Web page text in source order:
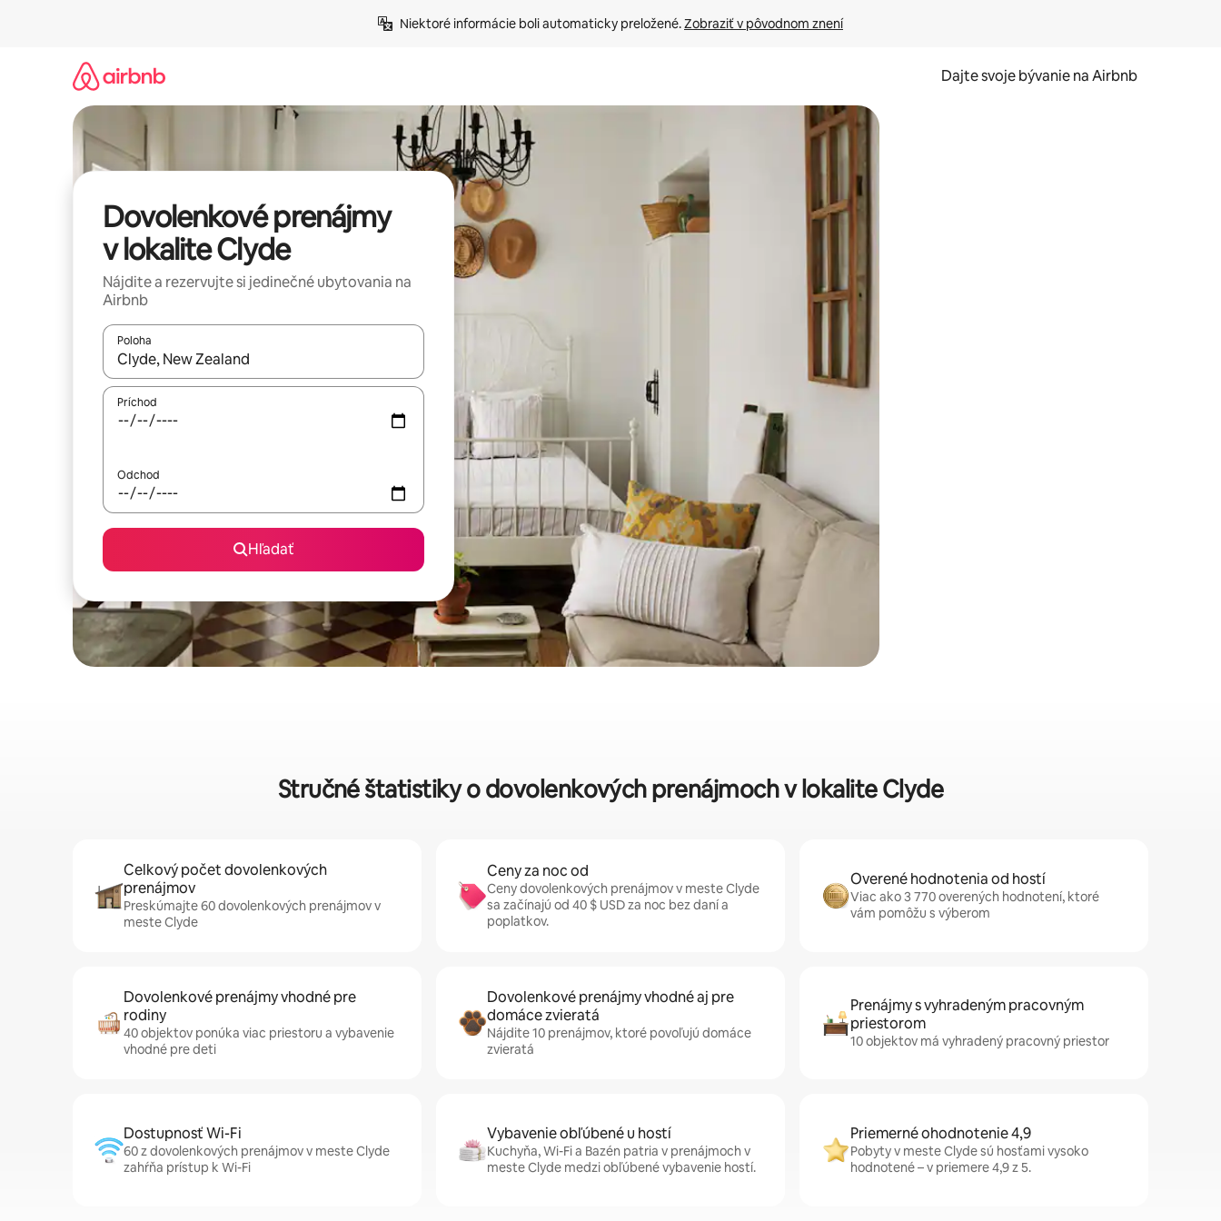
Niektoré informácie boli automaticky preložené. Zobraziť v pôvodnom znení
Dajte svoje bývanie na Airbnb
Dovolenkové prenájmy
v lokalite Clyde
Nájdite a rezervujte si jedinečné ubytovania na
Airbnb
Poloha
Keď budú výsledky k dispozícii, môžete si ich prechádzať pomocou klávesov so šípkami nahor a nadol alebo ich preskúmať pomocou dotykových gest či potiahnutia prstom.
Príchod
Odchod
Hľadať
Stručné štatistiky o dovolenkových prenájmoch v lokalite Clyde
Celkový počet dovolenkových
prenájmov
Preskúmajte 60 dovolenkových prenájmov v
meste Clyde
Ceny za noc od
Ceny dovolenkových prenájmov v meste Clyde
sa začínajú od 40 $ USD za noc bez daní a
poplatkov.
Overené hodnotenia od hostí
Viac ako 3 770 overených hodnotení, ktoré
vám pomôžu s výberom
Dovolenkové prenájmy vhodné pre
rodiny
40 objektov ponúka viac priestoru a vybavenie
vhodné pre deti
Dovolenkové prenájmy vhodné aj pre
domáce zvieratá
Nájdite 10 prenájmov, ktoré povoľujú domáce
zvieratá
Prenájmy s vyhradeným pracovným
priestorom
10 objektov má vyhradený pracovný priestor
Dostupnosť Wi-Fi
60 z dovolenkových prenájmov v meste Clyde
zahŕňa prístup k Wi-Fi
Vybavenie obľúbené u hostí
Kuchyňa, Wi-Fi a Bazén patria v prenájmoch v
meste Clyde medzi obľúbené vybavenie hostí.
Priemerné ohodnotenie 4,9
Pobyty v meste Clyde sú hosťami vysoko
hodnotené – v priemere 4,9 z 5.